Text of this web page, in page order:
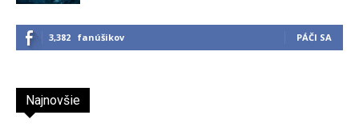
3,382 fanúšikov PÁČI SA
Najnovšie